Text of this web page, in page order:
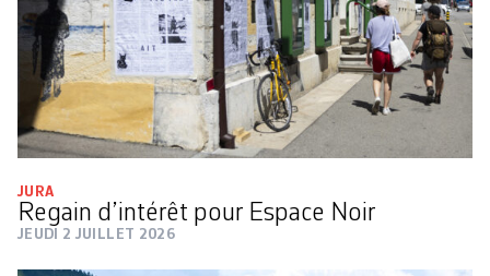
JURA
Regain d’intérêt pour Espace Noir
JEUDI 2 JUILLET 2026